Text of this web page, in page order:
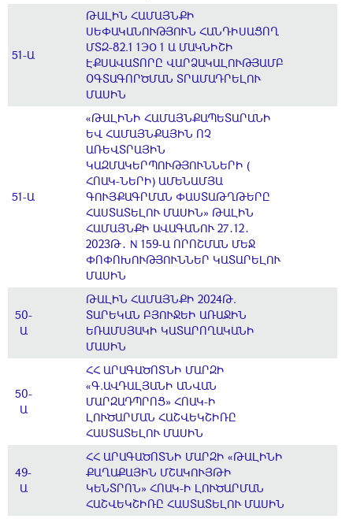
51-Ա
ԹԱԼԻՆ ՀԱՄԱՅՆՔԻ
ՍԵՓԱԿԱՆՈՒԹՅՈՒՆ ՀԱՆԴԻՍԱՑՈՂ
ՄՏԶ-82.1 1ЭО 1 Ա ՄԱԿՆԻՇԻ
ԷՔՍԱՎԱՏՈՐԸ ՎԱՐՁԱԿԱԼՈՒԹՅԱՄԲ
ՕԳՏԱԳՈՐԾՄԱՆ ՏՐԱՄԱԴՐԵԼՈՒ
ՄԱՍԻՆ
51-Ա
«ԹԱԼԻՆԻ ՀԱՄԱՅՆՔԱՊԵՏԱՐԱՆԻ
ԵՎ ՀԱՄԱՅՆՔԱՅԻՆ ՈՉ
ԱՌԵՎՏՐԱՅԻՆ
ԿԱԶՄԱԿԵՐՊՈՒԹՅՈՒՆՆԵՐԻ (
ՀՈԱԿ-ՆԵՐԻ) ԱՄԵՆԱՄՅԱ
ԳՈՒՅՔԱԳՐՄԱՆ ՓԱՍՏԱԹՂԹԵՐԸ
ՀԱՍՏԱՏԵԼՈՒ ՄԱՍԻՆ» ԹԱԼԻՆ
ՀԱՄԱՅՆՔԻ ԱՎԱԳԱՆՈՒ 27․12․
2023Թ․ N 159-Ա ՈՐՈՇՄԱՆ ՄԵՋ
ՓՈՓՈԽՈՒԹՅՈՒՆՆԵՐ ԿԱՏԱՐԵԼՈՒ
ՄԱՍԻՆ
50-
Ա
ԹԱԼԻՆ ՀԱՄԱՅՆՔԻ 2024Թ.
ՏԱՐԵԿԱՆ ԲՅՈՒՋԵԻ ԱՌԱՋԻՆ
ԵՌԱՄՍՅԱԿԻ ԿԱՏԱՐՈՂԱԿԱՆԻ
ՄԱՍԻՆ
50-
Ա
ՀՀ ԱՐԱԳԱԾՈՏՆԻ ՄԱՐԶԻ
«Գ.ԱՎԴԱԼՅԱՆԻ ԱՆՎԱՆ
ՄԱՐԶԱԴՊՐՈՑ» ՀՈԱԿ-Ի
ԼՈՒԾԱՐՄԱՆ ՀԱՇՎԵԿՇԻՌԸ
ՀԱՍՏԱՏԵԼՈՒ ՄԱՍԻՆ
49-
Ա
ՀՀ ԱՐԱԳԱԾՈՏՆԻ ՄԱՐԶԻ «ԹԱԼԻՆԻ
ՔԱՂԱՔԱՅԻՆ ՄՇԱԿՈՒՅԹԻ
ԿԵՆՏՐՈՆ» ՀՈԱԿ-Ի ԼՈՒԾԱՐՄԱՆ
ՀԱՇՎԵԿՇԻՌԸ ՀԱՍՏԱՏԵԼՈՒ ՄԱՍԻՆ